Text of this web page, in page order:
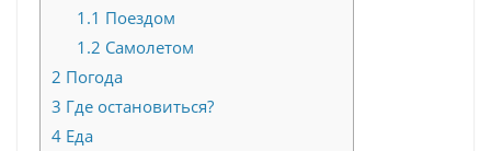
1.1 Поездом
1.2 Самолетом
2 Погода
3 Где остановиться?
4 Еда